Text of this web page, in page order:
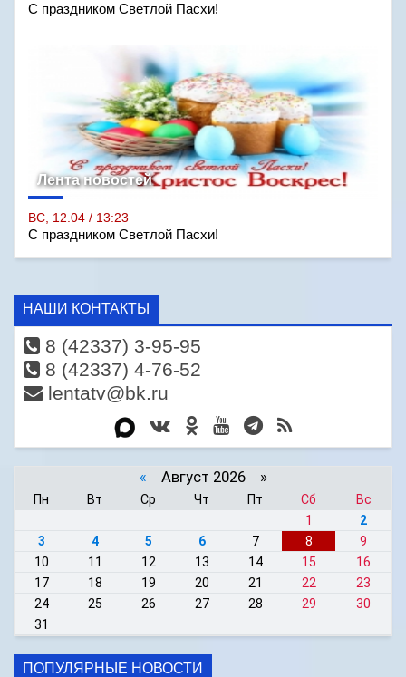
С праздником Светлой Пасхи!
Лента новостей
ВС, 12.04 / 13:23
С праздником Светлой Пасхи!
НАШИ КОНТАКТЫ
8 (42337) 3-95-95
8 (42337) 4-76-52
lentatv@bk.ru
« Август 2026 »
Пн Вт Ср Чт Пт Сб
Вс
1
2
3
4 5 6 7 8
9
10
11 12 13 14 15
16
17
18 19 20 21 22
23
24
25 26 27 28 29
30
31
ПОПУЛЯРНЫЕ НОВОСТИ